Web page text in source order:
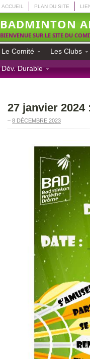
ACCUEIL PLAN DU SITE
BADMINTON
BIENVENUE SUR LE SITE DU
Le Comité Les Clubs
Dév. Durable
27 janvier 2024
– 8 DÉCEMBRE 2023